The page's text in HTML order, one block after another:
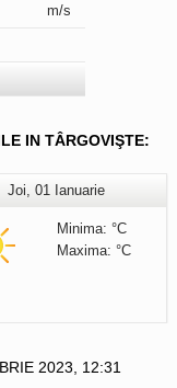
m/s
IN TÂRGOVIŞTE:
Joi, 01 Ianuarie
Minima: °C
Maxima: °C
2023, 12:31